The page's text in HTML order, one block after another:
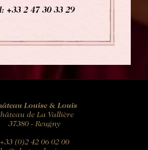
+33 2 47 30 33 29
Louise & Louis
de La Vallière
37380 - Reugny
+33 (0)2 42 06 02 00